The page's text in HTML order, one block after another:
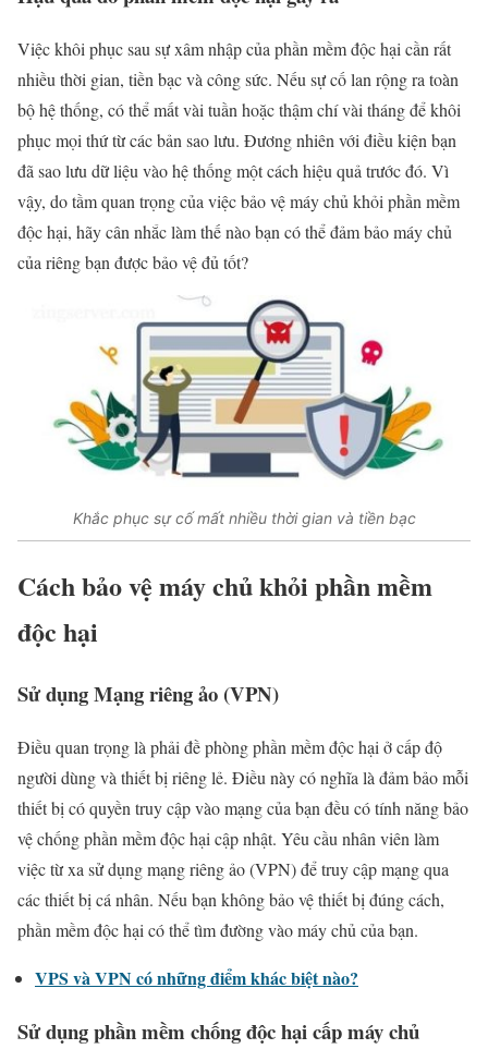
Việc khôi phục sau sự xâm nhập của phần mềm độc hại cần rất
nhiều thời gian, tiền bạc và công sức. Nếu sự cố lan rộng ra toàn
bộ hệ thống, có thể mất vài tuần hoặc thậm chí vài tháng để khôi
phục mọi thứ từ các bản sao lưu. Đương nhiên với điều kiện bạn
đã sao lưu dữ liệu vào hệ thống một cách hiệu quả trước đó. Vì
vậy, do tầm quan trọng của việc bảo vệ máy chủ khỏi phần mềm
độc hại, hãy cân nhắc làm thế nào bạn có thể đảm bảo máy chủ
của riêng bạn được bảo vệ đủ tốt?
Khắc phục sự cố mất nhiều thời gian và tiền bạc
Cách bảo vệ máy chủ khỏi phần mềm
độc hại
Sử dụng Mạng riêng ảo (VPN)
Điều quan trọng là phải đề phòng phần mềm độc hại ở cấp độ
người dùng và thiết bị riêng lẻ. Điều này có nghĩa là đảm bảo mỗi
thiết bị có quyền truy cập vào mạng của bạn đều có tính năng bảo
vệ chống phần mềm độc hại cập nhật. Yêu cầu nhân viên làm
việc từ xa sử dụng mạng riêng ảo (VPN) để truy cập mạng qua
các thiết bị cá nhân. Nếu bạn không bảo vệ thiết bị đúng cách,
phần mềm độc hại có thể tìm đường vào máy chủ của bạn.
VPS và VPN có những điểm khác biệt nào?
Sử dụng phần mềm chống độc hại cấp máy chủ